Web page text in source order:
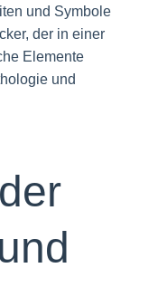
und Symbole
der in einer
Elemente
und